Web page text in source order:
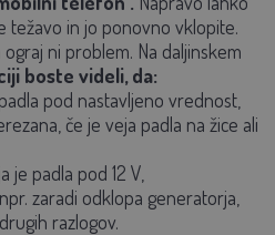
težavo in jo ponovno vklopite.
ni problem. Na daljinskem
boste videli, da:
pod nastavljeno vrednost,
če je veja padla na žice ali
je padla pod 12 V,
zaradi odklopa generatorja,
razlogov.